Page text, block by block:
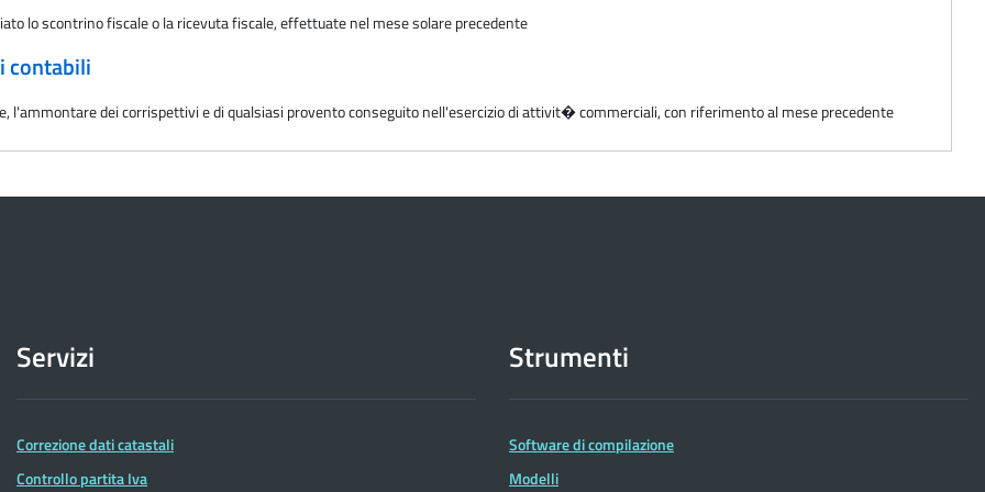
lo scontrino fiscale o la ricevuta fiscale, effettuate nel mese solare precedente
contabili
l'ammontare dei corrispettivi e di qualsiasi provento conseguito nell'esercizio di attivit� commerciali, con riferimento al mese precedente
Servizi
Correzione dati catastali
Controllo partita Iva
Strumenti
Software di compilazione
Modelli